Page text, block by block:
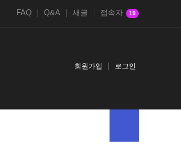
FAQ Q&A 새글 접속자 19
회원가입 로그인